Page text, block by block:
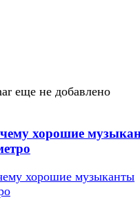
еще не добавлено
хорошие